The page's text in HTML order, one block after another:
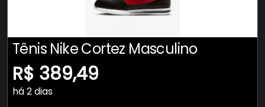
Tênis Nike Cortez Masculino
R$ 389,49
há 2 dias